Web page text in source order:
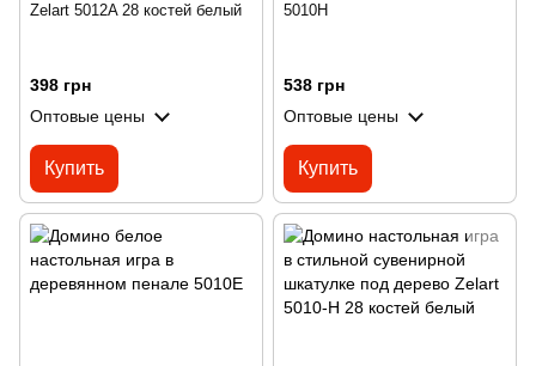
Zelart 5012A 28 костей белый
398 грн
Оптовые цены
Купить
5010H
538 грн
Оптовые цены
Купить